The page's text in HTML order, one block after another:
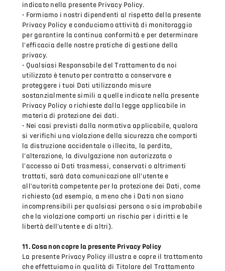
indicato nella presente Privacy Policy.
• Formiamo i nostri dipendenti al rispetto della presente
Privacy Policy e conduciamo attività di monitoraggio
per garantire la continua conformità e per determinare
l'efficacia delle nostre pratiche di gestione della
privacy.
• Qualsiasi Responsabile del Trattamento da noi
utilizzato è tenuto per contratto a conservare e
proteggere i tuoi Dati utilizzando misure
sostanzialmente simili a quelle indicate nella presente
Privacy Policy o richieste dalla legge applicabile in
materia di protezione dei dati.
• Nei casi previsti dalla normativa applicabile, qualora
si verifichi una violazione della sicurezza che comporti
la distruzione accidentale o illecita, la perdita,
l'alterazione, la divulgazione non autorizzata o
l'accesso ai Dati trasmessi, conservati o altrimenti
trattati, sarà data comunicazione all'utente e
all'autorità competente per la protezione dei Dati, come
richiesto (ad esempio, a meno che i Dati non siano
incomprensibili per qualsiasi persona o sia improbabile
che la violazione comporti un rischio per i diritti e le
libertà dell'utente e di altri).
11. Cosa non copre la presente Privacy Policy
La presente Privacy Policy illustra e copre il trattamento
che effettuiamo in qualità di Titolare del Trattamento